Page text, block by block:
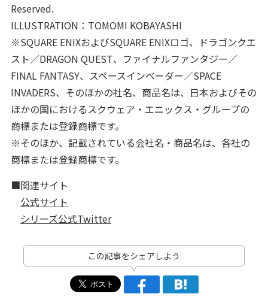
Reserved.
ILLUSTRATION：TOMOMI KOBAYASHI
※SQUARE ENIXおよびSQUARE ENIXロゴ、ドラゴンクエ
スト／DRAGON QUEST、ファイナルファンタジー／
FINAL FANTASY、スペースインベーダー／SPACE
INVADERS、そのほかの社名、商品名は、日本およびその
ほかの国におけるスクウェア・エニックス・グループの
商標または登録商標です。
※そのほか、記載されている会社名・商品名は、各社の
商標または登録商標です。
■関連サイト
公式サイト
シリーズ公式Twitter
この記事をシェアしよう